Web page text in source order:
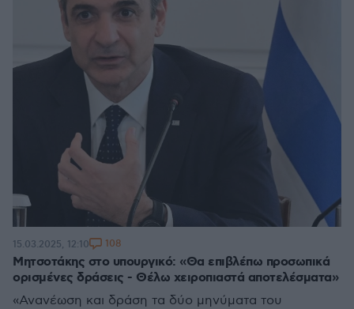
Μητσοτάκης στο υπουργικό: «Θα επιβλέπω προσωπικά
ορισμένες δράσεις - Θέλω χειροπιαστά αποτελέσματα»
«Ανανέωση και δράση τα δύο μηνύματα του
15.03.2025, 12:10 108